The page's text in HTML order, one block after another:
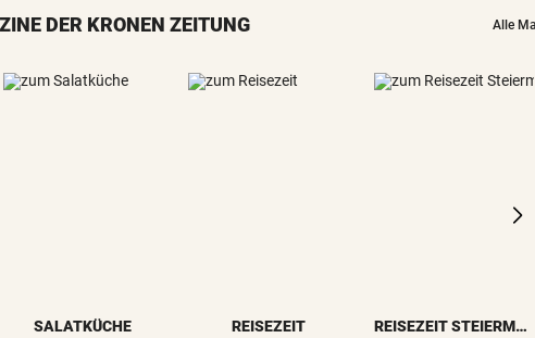
DER KRONEN ZEITUNG Alle
SALATKÜCHE REISEZEIT REISEZEIT STEIERMARK